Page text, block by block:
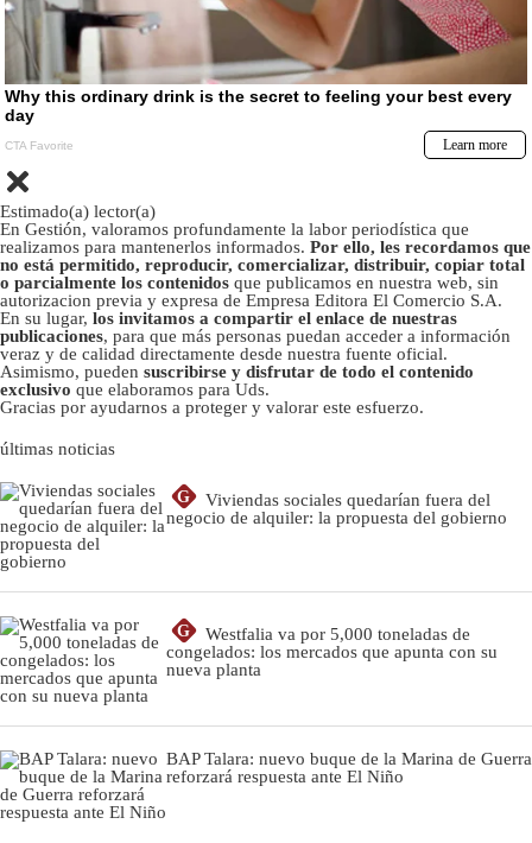
Estimado(a) lector(a)
En Gestión, valoramos profundamente la labor periodística que
realizamos para mantenerlos informados. Por ello, les recordamos que
no está permitido, reproducir, comercializar, distribuir, copiar total
o parcialmente los contenidos que publicamos en nuestra web, sin
autorizacion previa y expresa de Empresa Editora El Comercio S.A.
En su lugar, los invitamos a compartir el enlace de nuestras
publicaciones, para que más personas puedan acceder a información
veraz y de calidad directamente desde nuestra fuente oficial.
Asimismo, pueden suscribirse y disfrutar de todo el contenido
exclusivo que elaboramos para Uds.
Gracias por ayudarnos a proteger y valorar este esfuerzo.
últimas noticias
G
Viviendas sociales quedarían fuera del
negocio de alquiler: la propuesta del gobierno
G
Westfalia va por 5,000 toneladas de
congelados: los mercados que apunta con su
nueva planta
BAP Talara: nuevo buque de la Marina de Guerra
reforzará respuesta ante El Niño